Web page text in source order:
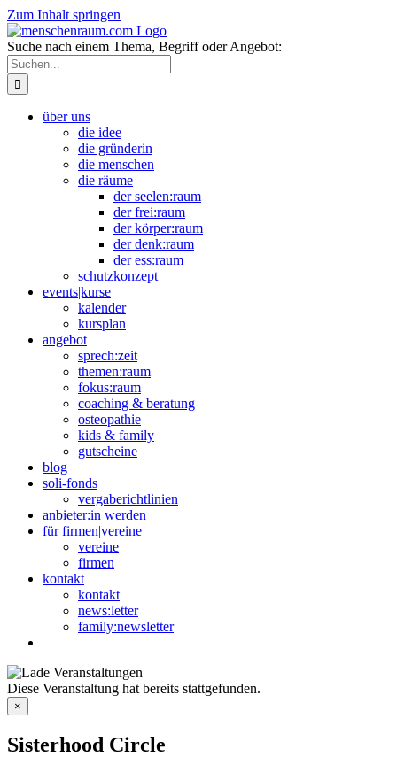
Zum Inhalt springen
Suche nach einem Thema, Begriff oder Angebot:
über uns
die idee
die gründerin
die menschen
die räume
der seelen:raum
der frei:raum
der körper:raum
der denk:raum
der ess:raum
schutzkonzept
events|kurse
kalender
kursplan
angebot
sprech:zeit
themen:raum
fokus:raum
coaching & beratung
osteopathie
kids & family
gutscheine
blog
soli-fonds
vergaberichtlinien
anbieter:in werden
für firmen|vereine
vereine
firmen
kontakt
kontakt
news:letter
family:newsletter
Diese Veranstaltung hat bereits stattgefunden.
×
Sisterhood Circle